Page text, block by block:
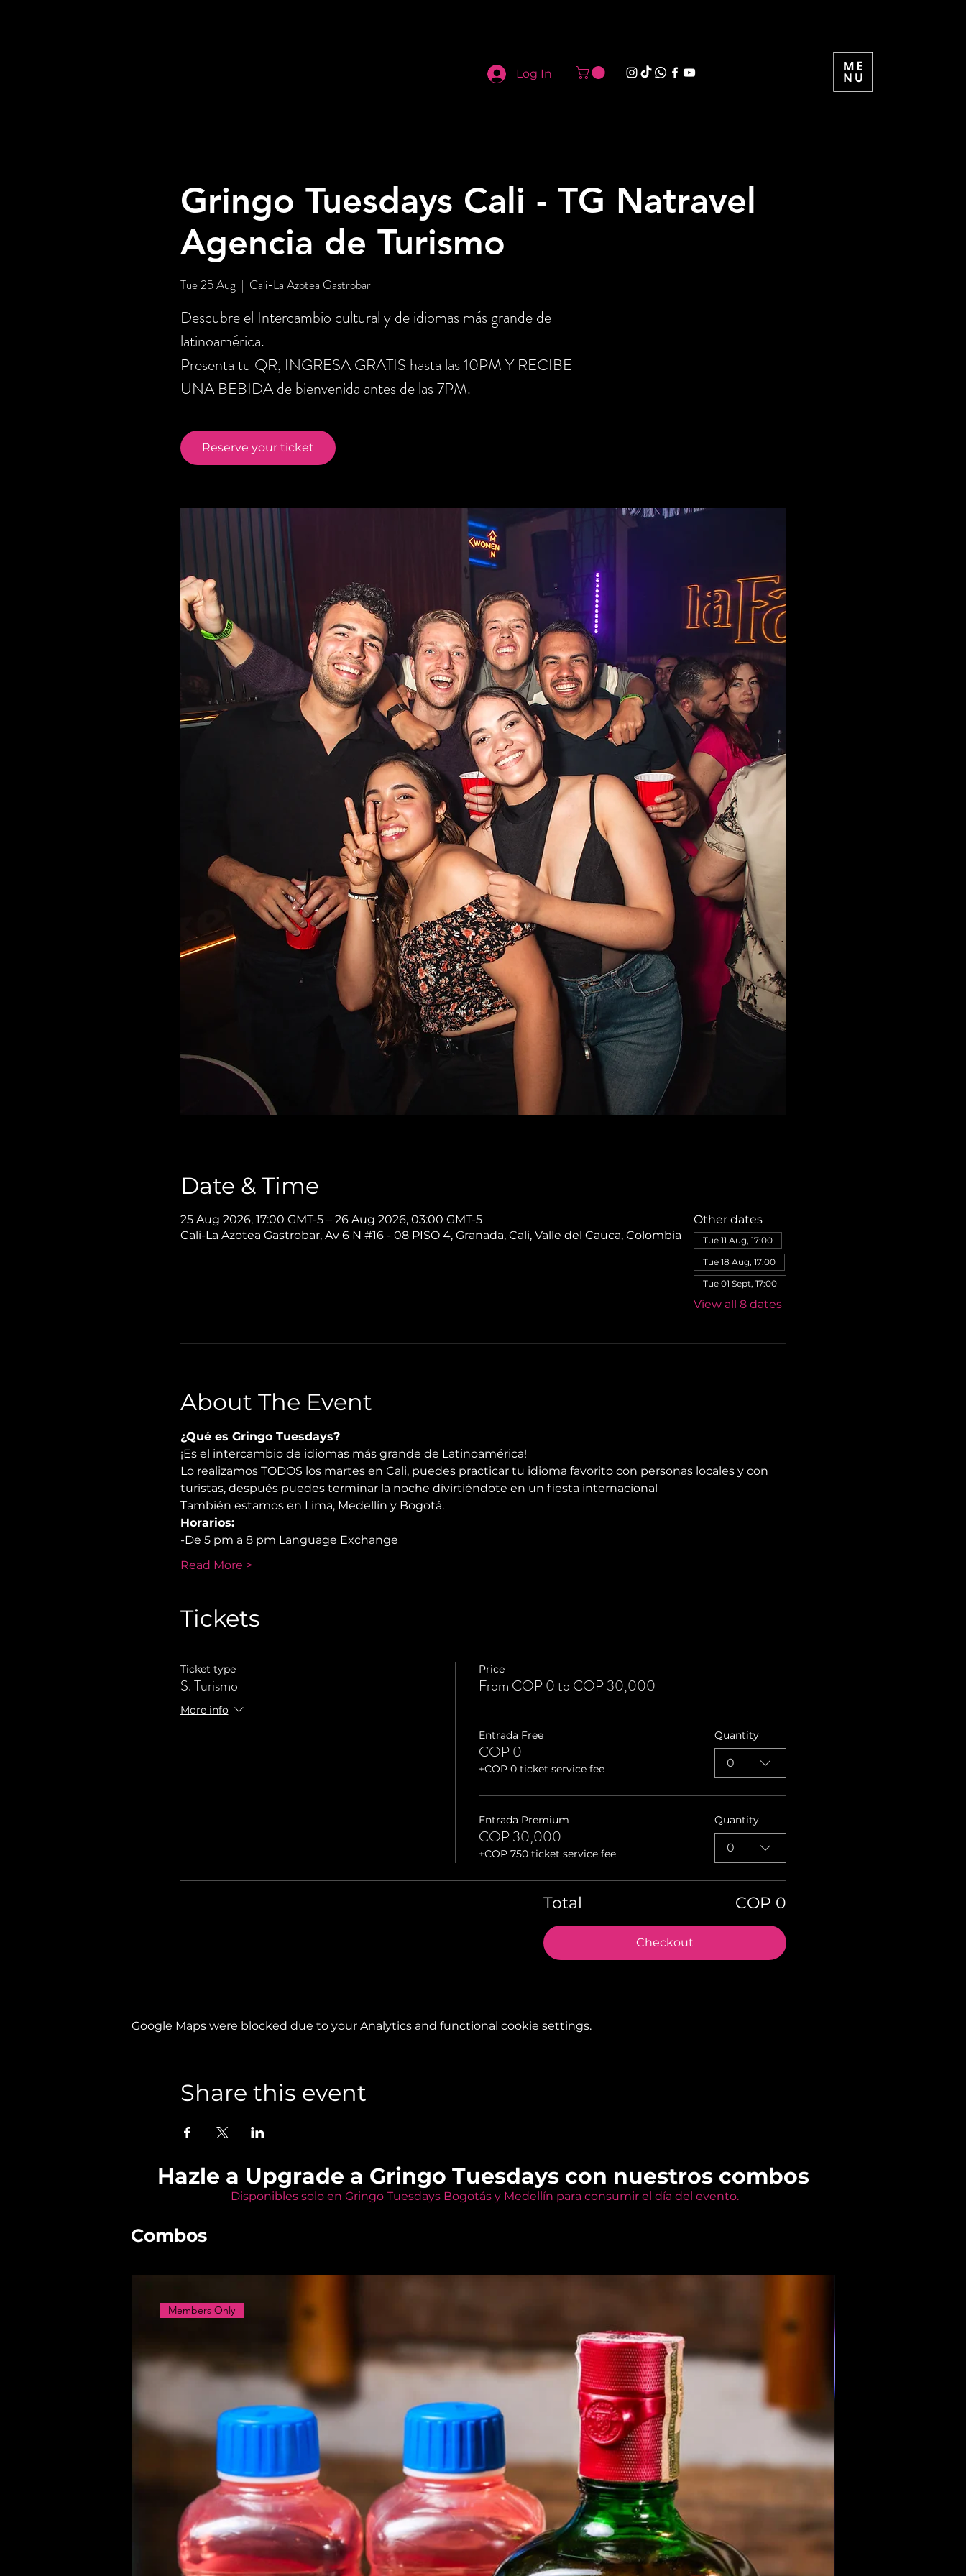
Log In
Gringo Tuesdays Cali - TG Natravel
Agencia de Turismo
Tue 25 Aug
  |
Cali-La Azotea Gastrobar
Descubre el Intercambio cultural y de idiomas más grande de
latinoamérica.
Presenta tu QR, INGRESA GRATIS hasta las 10PM Y RECIBE
UNA BEBIDA de bienvenida antes de las 7PM.
Reserve your ticket
Date & Time
25 Aug 2026, 17:00 GMT-5 – 26 Aug 2026, 03:00 GMT-5
Cali-La Azotea Gastrobar, Av 6 N #16 - 08 PISO 4, Granada, Cali, Valle del Cauca, Colombia
Other dates
Tue 11 Aug, 17:00
Tue 18 Aug, 17:00
Tue 01 Sept, 17:00
View all 8 dates
About The Event
¿Qué es Gringo Tuesdays?
¡Es el intercambio de idiomas más grande de Latinoamérica!
Lo realizamos TODOS los martes en Cali, puedes practicar tu idioma favorito con personas locales y con
turistas, después puedes terminar la noche divirtiéndote en un fiesta internacional
También estamos en Lima, Medellín y Bogotá.
Horarios:
-De 5 pm a 8 pm Language Exchange
Read More >
Tickets
Ticket type
S. Turismo
More info
Price
From COP 0 to COP 30,000
Entrada Free
COP 0
+COP 0 ticket service fee
Quantity
0
Entrada Premium
COP 30,000
+COP 750 ticket service fee
Quantity
0
Total COP 0
Checkout
Google Maps were blocked due to your Analytics and functional cookie settings.
Share this event
Hazle a Upgrade a Gringo Tuesdays con nuestros combos
Disponibles solo en Gringo Tuesdays Bogotás y Medellín para consumir el día del evento.
Combos
Members Only